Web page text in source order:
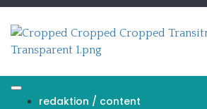
Skip
redaktion / content